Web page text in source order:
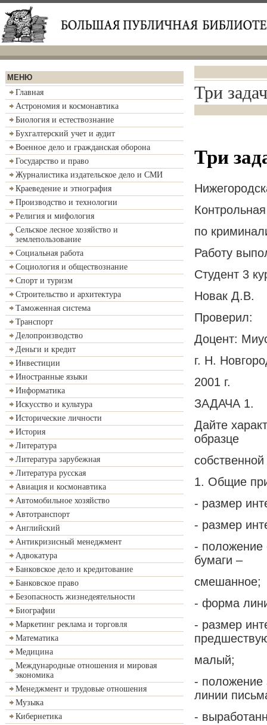
МЕНЮ
Главная
Астрономия и космонавтика
Биология и естествознание
Бухгалтерский учет и аудит
Военное дело и гражданская оборона
Государство и право
Журналистика издательское дело и СМИ
Краеведение и этнография
Производство и технологии
Религия и мифология
Сельское лесное хозяйство и
землепользование
Социальная работа
Социология и обществознание
Спорт и туризм
Строительство и архитектура
Таможенная система
Транспорт
Делопроизводство
Деньги и кредит
Инвестиции
Иностранные языки
Информатика
Искусство и культура
Исторические личности
История
Литература
Литература зарубежная
Литература русская
Авиация и космонавтика
Автомобильное хозяйство
Автотранспорт
Английский
Антикризисный менеджмент
Адвокатура
Банковское дело и кредитование
Банковское право
Безопасность жизнедеятельности
Биографии
Маркетинг реклама и торговля
Математика
Медицина
Международные отношения и мировая
экономика
Менеджмент и трудовые отношения
Музыка
Кибернетика
Три
Три
по
Работу
Студент 3
Новак Д.В.
Проверил:
Доцент:
г. Н.
2001 г.
ЗАДАЧА 1.
Дайте
образце
1. Общие
- размер
- размер
- положение
бумаги –
смешанное;
- форма
- размер
малый;
- положение
линии
-